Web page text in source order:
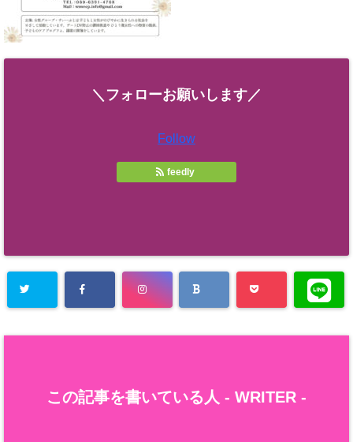
＼フォローお願いします／
Follow
feedly
この記事を書いている人 - WRITER -